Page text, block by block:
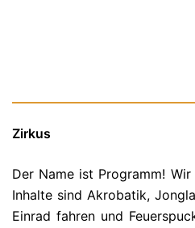
Zirkus
Der Name ist Programm!
Inhalte sind Akrobatik,
Einrad fahren und